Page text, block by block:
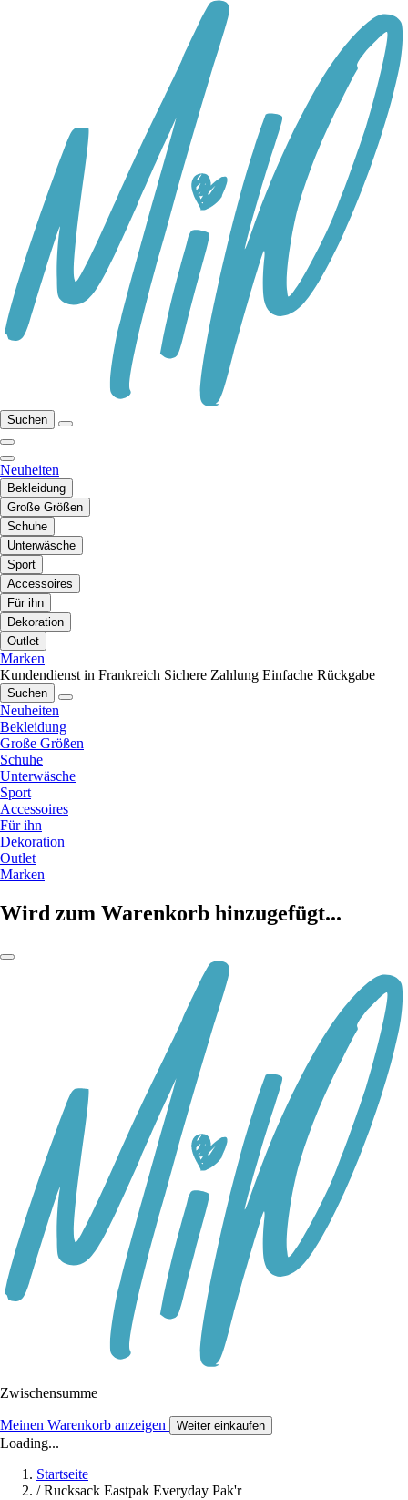
Suchen
Neuheiten
Bekleidung
Große Größen
Schuhe
Unterwäsche
Sport
Accessoires
Für ihn
Dekoration
Outlet
Marken
Kundendienst in Frankreich Sichere Zahlung Einfache Rückgabe
Suchen
Neuheiten
Bekleidung
Große Größen
Schuhe
Unterwäsche
Sport
Accessoires
Für ihn
Dekoration
Outlet
Marken
Wird zum Warenkorb hinzugefügt...
Zwischensumme
Meinen Warenkorb anzeigen Weiter einkaufen
Loading...
Startseite
/ Rucksack Eastpak Everyday Pak'r